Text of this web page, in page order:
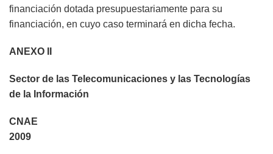
financiación dotada presupuestariamente para su
financiación, en cuyo caso terminará en dicha fecha.
ANEXO II
Sector de las Telecomunicaciones y las Tecnologías
de la Información
CNAE
2009